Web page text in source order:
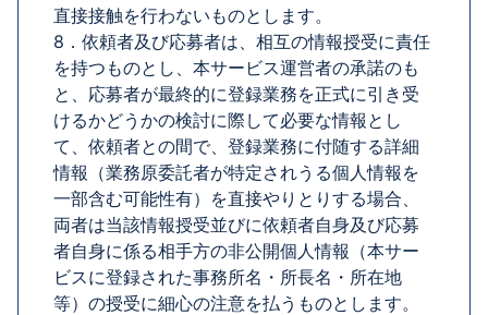
直接接触を行わないものとします。
8．依頼者及び応募者は、相互の情報授受に責任
を持つものとし、本サービス運営者の承諾のも
と、応募者が最終的に登録業務を正式に引き受
けるかどうかの検討に際して必要な情報とし
て、依頼者との間で、登録業務に付随する詳細
情報（業務原委託者が特定されうる個人情報を
一部含む可能性有）を直接やりとりする場合、
両者は当該情報授受並びに依頼者自身及び応募
者自身に係る相手方の非公開個人情報（本サー
ビスに登録された事務所名・所長名・所在地
等）の授受に細心の注意を払うものとします。